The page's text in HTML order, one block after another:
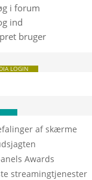
i forum
ind
bruger
LOGIN
af skærme
Awards
streamingtjenester